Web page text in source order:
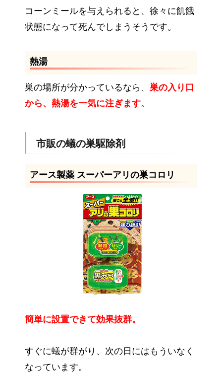
コーンミールを与えられると、徐々に飢餓
状態になって死んでしまうそうです。
熱湯
巣の場所が分かっているなら、 巣の入り口
から、熱湯を一気に注ぎます。
市販の蟻の巣駆除剤
アース製薬 スーパーアリの巣コロリ
簡単に設置できて効果抜群。
すぐに蟻が群がり、次の日にはもういなく
なっています。